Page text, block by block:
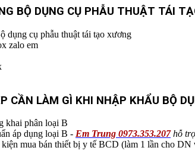
BỘ DỤNG CỤ PHẪU THUẬT TÁI
dụng cụ phẫu thuật tái tạo xương
zalo em
CẦN LÀM GÌ KHI NHẬP KHẨU BỘ
khai phân loại B
áp dụng loại B - Em Trung 0973.353.207hỗ
mua bán thiết bị y tế BCD (làm 1 lần cho DN